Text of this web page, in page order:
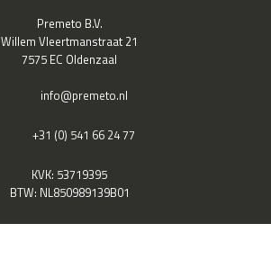
Premeto B.V.
Willem Vleertmanstraat 21
7575 EC Oldenzaal
info@premeto.nl
+31 (0) 541 66 24 77
KVK: 53719395
BTW: NL850989139B01